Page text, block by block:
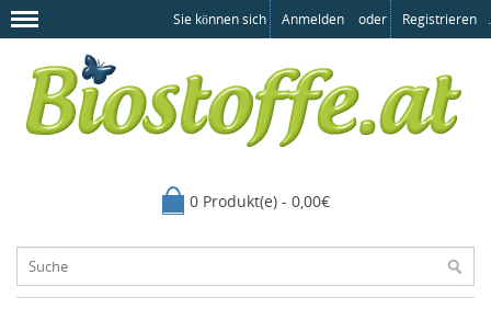
Sie können sich Anmelden oder Registrieren .
0 Produkt(e) - 0,00€